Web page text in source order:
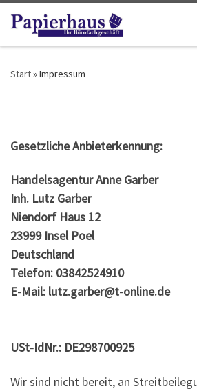
Zum Inhalt springen
Start»Impressum
Gesetzliche Anbieterkennung:
Handelsagentur Anne Garber
Inh. Lutz Garber
Niendorf Haus 12
23999 Insel Poel
Deutschland
Telefon: 03842524910
E-Mail: lutz.garber@t-online.de
USt-IdNr.: DE298700925
Wir sind nicht bereit, an